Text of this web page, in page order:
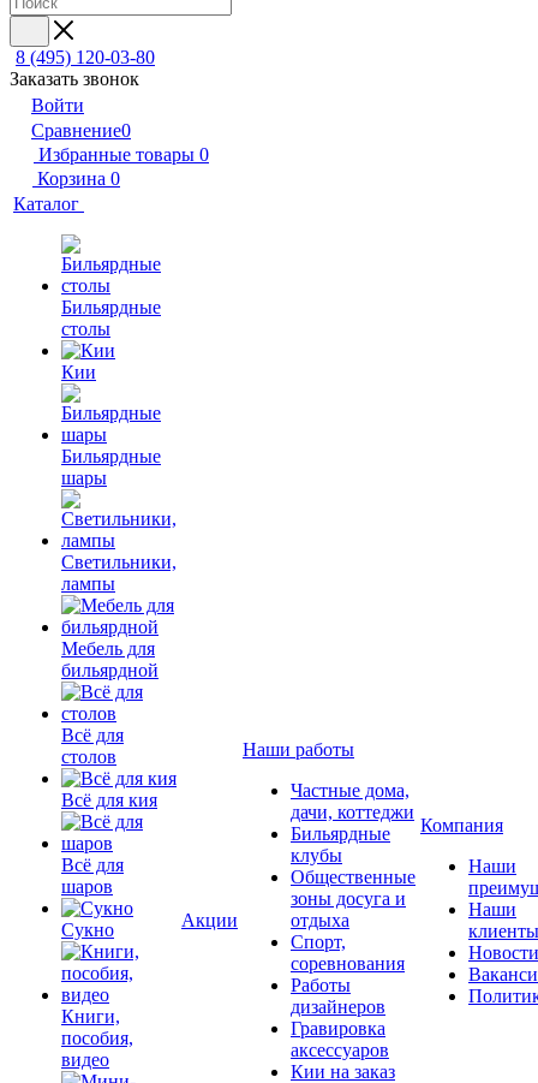
8 (495) 120-03-80
Заказать звонок
Войти
Сравнение0
Избранные товары 0
Корзина 0
Каталог
Бильярдные
столы
Кии
Бильярдные
шары
Светильники,
лампы
Мебель для
бильярдной
Всё для
столов
Всё для кия
Всё для
шаров
Сукно
Книги,
пособия,
видео
Акции
Наши работы
Частные дома,
дачи, коттеджи
Бильярдные
клубы
Общественные
зоны досуга и
отдыха
Спорт,
соревнования
Работы
дизайнеров
Гравировка
аксессуаров
Кии на заказ
Компания
Наши
Наши
клиенты
Новости